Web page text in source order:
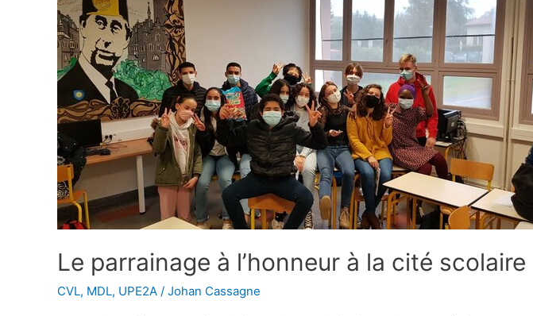
Le parrainage à l’honneur à la cité scolaire
CVL, MDL, UPE2A / Johan Cassagne
parrainage
à
l’honneur
à
cité
scolaire